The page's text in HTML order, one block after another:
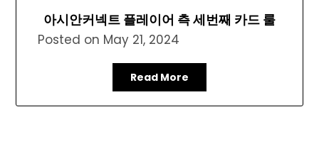
아시안커넥트 플레이어 측 세번째 카드 룰
Posted on May 21, 2024
Read More